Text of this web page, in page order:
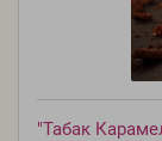
"Табак